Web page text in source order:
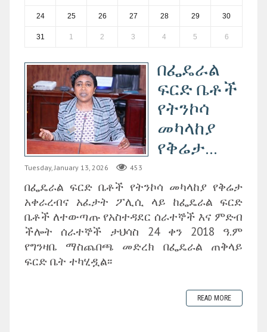
24 25 26 27 28 29 30
31 1 2 3 4 5 6
በፌዴራል
ፍርድ ቤቶች
የትንኮሳ
መካላከያ
የቅሬታ...
Tuesday, January 13, 2026 453
በፌዴራል ፍርድ ቤቶች የትንኮሳ መካላከያ የቅሬታ
አቀራረብና አፈታት ፖሊሲ ላይ ከፌዴራል ፍርድ
ቤቶች ለተውጣጡ የአስተዳደር ሰራተኞች እና ምድብ
ችሎት ሰራተኞች ታህሳስ 24 ቀን 2018 ዓ.ም
የግንዛቤ ማስጨበጫ መድረክ በፌዴራል ጠቅላይ
ፍርድ ቤት ተካሂዷል፡፡
READ MORE